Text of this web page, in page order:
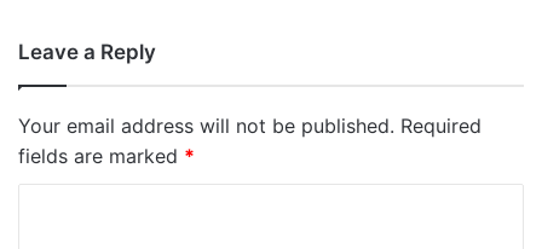
Leave a Reply
Your email address will not be published. Required
fields are marked *